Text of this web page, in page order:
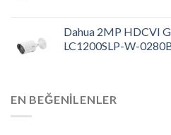
Dahua 2MP HDCVI
LC1200SLP-W-
EN BEĞENILENLER